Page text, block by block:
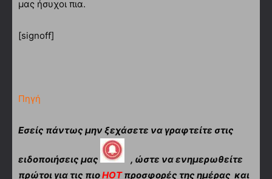
μας ήσυχοι πια.
[signoff]
Πηγή
Εσείς πάντως μην ξεχάσετε να γραφτείτε στις
ειδοποιήσεις μας
, ώστε να ενημερωθείτε
πρώτοι για τις πιοHOTπροσφορές της ημέρας και